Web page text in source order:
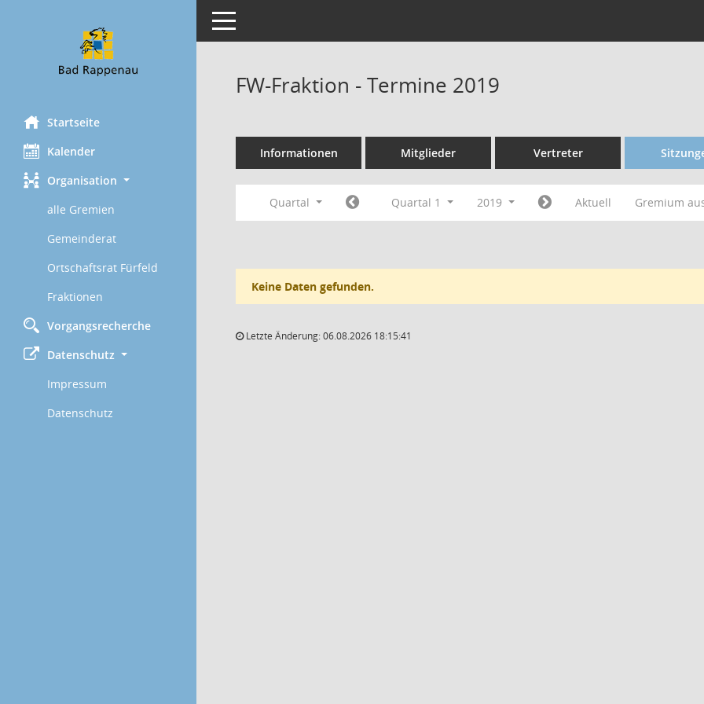
Startseite
Kalender
Organisation
alle Gremien
Gemeinderat
Ortschaftsrat Fürfeld
Fraktionen
Vorgangsrecherche
Datenschutz
Impressum
Datenschutz
Toggle navigation
FW-Fraktion - Termine 2019
Informationen Mitglieder Vertreter
Quartal Quartal 1 2019 Aktuell Gremium
Keine Daten gefunden.
Letzte Änderung: 06.08.2026 18:15:41